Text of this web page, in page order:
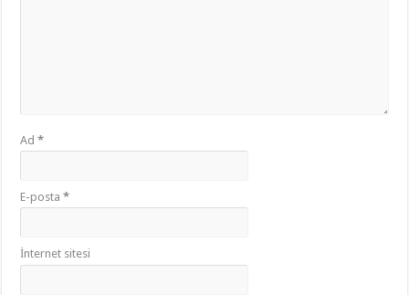
Ad*
E-posta*
İnternet sitesi